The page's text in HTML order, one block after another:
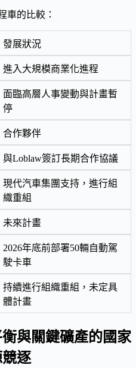
車的比較：
發展狀況
進入大規模商業化進程
面臨高層人事變動與計畫暫
停
合作夥伴
與Loblaw簽訂長期合作協議
現代汽車集團支持，進行組
織重組
未來計畫
2026年底前部署50輛自動駕
駛卡車
持續進行組織重組，未定具
體計畫
與關鍵礦產的國家
逐